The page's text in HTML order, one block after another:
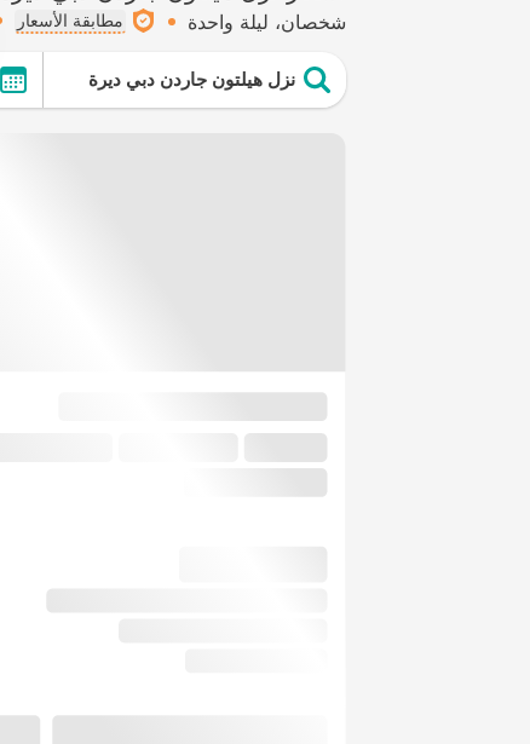
شخصان ليلة واحدة مطابقة الأسعار
نزل هيلتون جاردن دبي ديرة